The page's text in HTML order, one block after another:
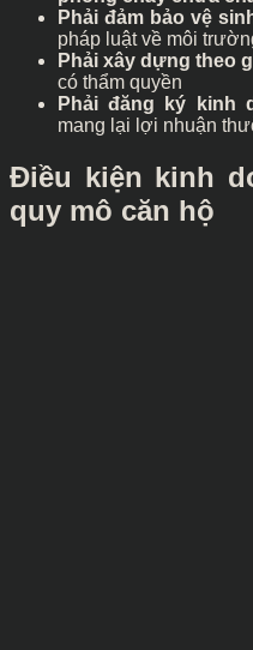
Phải đảm bảo vệ
pháp luật về môi
Phải xây dựng theo
có thẩm quyền
Phải đăng ký kinh
mang lại lợi nhuận
Điều kiện kinh
quy mô căn hộ